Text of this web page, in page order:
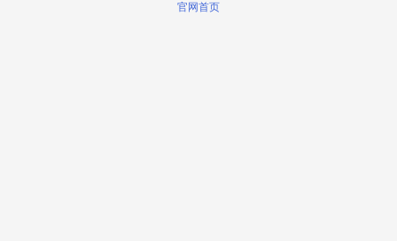
官网首页